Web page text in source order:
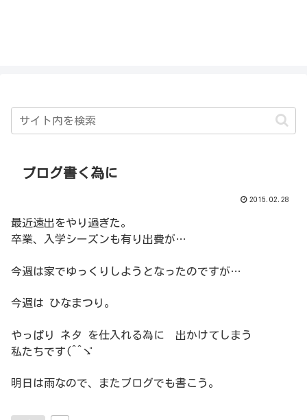
ブログ書く為に
2015.02.28
最近遠出をやり過ぎた。
卒業、入学シーズンも有り出費が…
今週は家でゆっくりしようとなったのですが…
今週は ひなまつり。
やっぱり ネタ を仕入れる為に 出かけてしまう
私たちです(^^ゞ
明日は雨なので、またブログでも書こう。